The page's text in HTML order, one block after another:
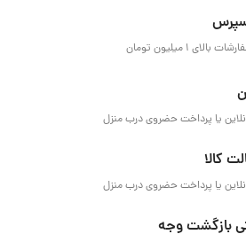
1 میلیون تومان
یا پرداخت حضروی درب منزل
کالا
یا پرداخت حضروی درب منزل